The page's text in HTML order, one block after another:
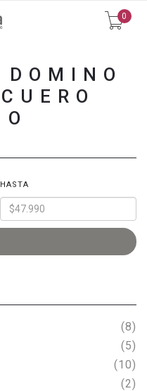
0
HASTA
(8)
(5)
(10)
(2)